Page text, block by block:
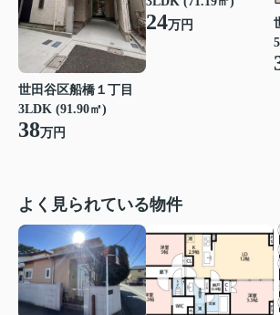
世田谷区船橋１丁目
3LDK (91.90㎡)
38万円
24万円
よく見られている物件